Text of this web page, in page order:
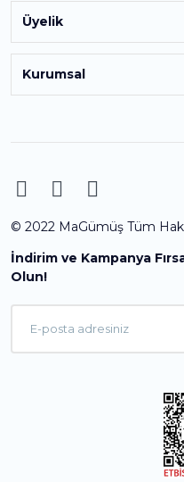
Üyelik
Kurumsal
© 2022 MaGümüş Tüm
İndirim ve Kampanya
Olun!